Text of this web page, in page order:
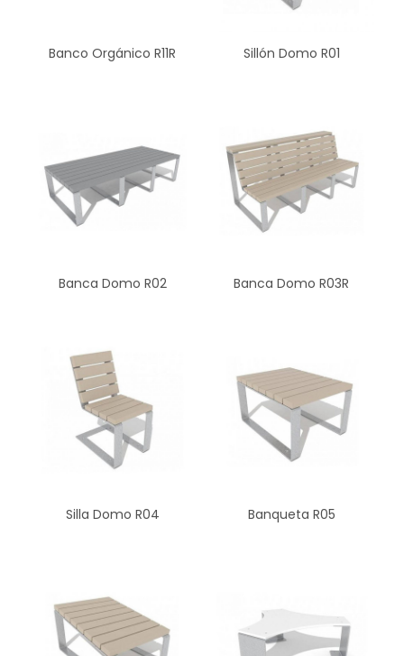
Banco Orgánico R11R Sillón Domo R01
Banca Domo R02 Banca Domo R03R
Silla Domo R04 Banqueta R05